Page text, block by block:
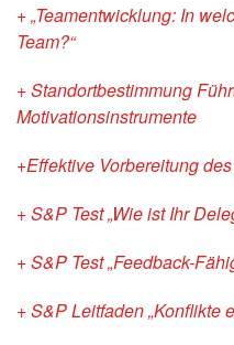
+ „Teamentwicklung: In
Team?“
+ Standortbestimmung
Motivationsinstrumente
+Effektive Vorbereitung
+ S&P Test „Wie ist Ihr
+ S&P Test „Feedback-
+ S&P Leitfaden „Konflikte